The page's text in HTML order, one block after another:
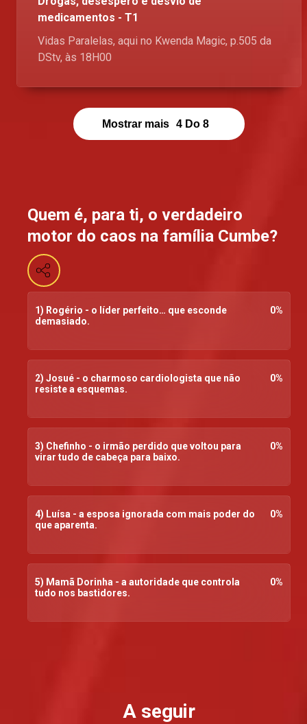
medicamentos - T1
Vidas Paralelas, aqui no Kwenda Magic, p.505 da
DStv, às 18H00
Mostrar mais 4 Do 8
Quem é, para ti, o verdadeiro
motor do caos na família Cumbe?
1) Rogério - o líder perfeito… que esconde
demasiado.
0%
2) Josué - o charmoso cardiologista que não
resiste a esquemas.
0%
3) Chefinho - o irmão perdido que voltou para
virar tudo de cabeça para baixo.
0%
4) Luísa - a esposa ignorada com mais poder do
que aparenta.
0%
5) Mamã Dorinha - a autoridade que controla
tudo nos bastidores.
0%
A seguir